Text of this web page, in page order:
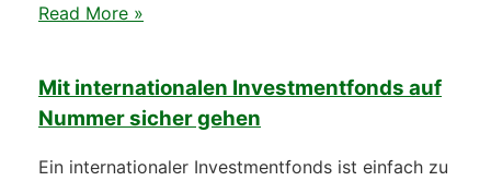
Read More »
Mit internationalen Investmentfonds auf
Nummer sicher gehen
Ein internationaler Investmentfonds ist einfach zu